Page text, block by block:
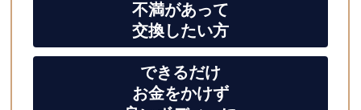
不満があって
交換したい方
できるだけ
お金をかけず